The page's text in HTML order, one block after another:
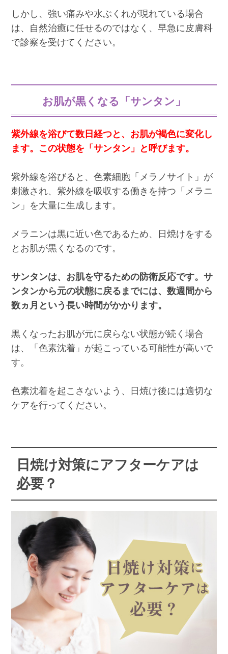
しかし、強い痛みや水ぶくれが現れている場合
は、自然治癒に任せるのではなく、早急に皮膚科
で診察を受けてください。
お肌が黒くなる「サンタン」
紫外線を浴びて数日経つと、お肌が褐色に変化し
ます。この状態を「サンタン」と呼びます。
紫外線を浴びると、色素細胞「メラノサイト」が
刺激され、紫外線を吸収する働きを持つ「メラニ
ン」を大量に生成します。
メラニンは黒に近い色であるため、日焼けをする
とお肌が黒くなるのです。
サンタンは、お肌を守るための防衛反応です。サ
ンタンから元の状態に戻るまでには、数週間から
数ヵ月という長い時間がかかります。
黒くなったお肌が元に戻らない状態が続く場合
は、「色素沈着」が起こっている可能性が高いで
す。
色素沈着を起こさないよう、日焼け後には適切な
ケアを行ってください。
日焼け対策にアフターケアは
必要？